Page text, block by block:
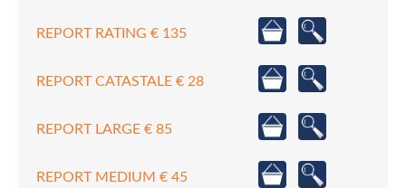
REPORT RATING € 135
REPORT CATASTALE € 28
REPORT LARGE € 85
REPORT MEDIUM € 45